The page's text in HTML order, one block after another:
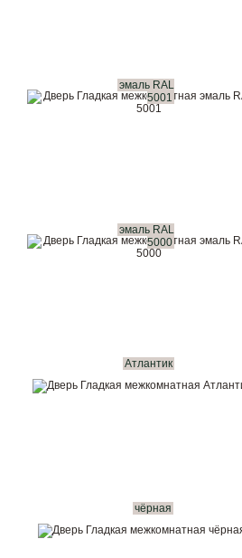
эмаль RAL
5001
эмаль RAL
5000
Атлантик
чёрная